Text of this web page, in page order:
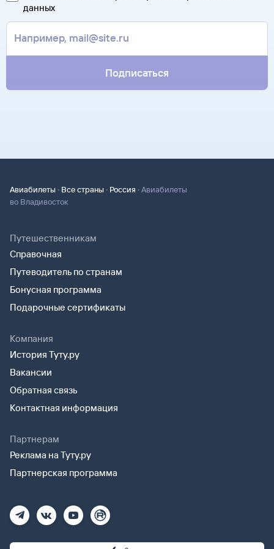
только паспорт.
данных
Подписаться
Авиабилеты · Все страны · Россия ·Авиабилеты
во Владивосток
Путешественникам
Справочная
Путеводитель по странам
Бонусная программа
Подарочные сертификаты
Компания
История Туту.ру
Вакансии
Обратная связь
Контактная информация
Партнерам
Реклама на Туту.ру
Партнерская программа